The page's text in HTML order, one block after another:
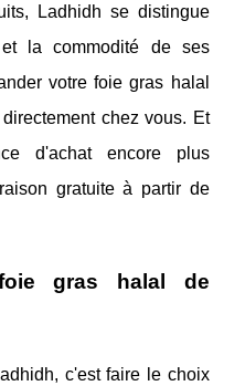
Ladhidh se distingue
la commodité de ses
votre foie gras halal
chez vous. Et
d'achat encore plus
gratuite à partir de
gras halal de
c'est faire le choix